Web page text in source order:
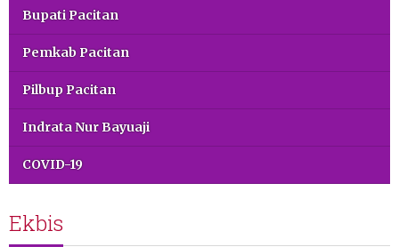
Bupati Pacitan
Pemkab Pacitan
Pilbup Pacitan
Indrata Nur Bayuaji
COVID-19
Ekbis